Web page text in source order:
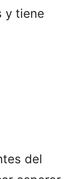
y tiene
del